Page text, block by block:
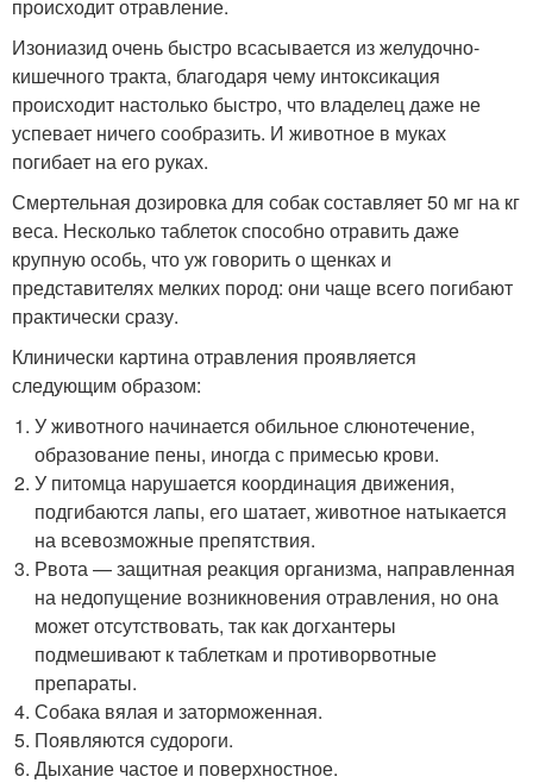
происходит отравление.
Изониазид очень быстро всасывается из желудочно-
кишечного тракта, благодаря чему интоксикация
происходит настолько быстро, что владелец даже не
успевает ничего сообразить. И животное в муках
погибает на его руках.
Смертельная дозировка для собак составляет 50 мг на кг
веса. Несколько таблеток способно отравить даже
крупную особь, что уж говорить о щенках и
представителях мелких пород: они чаще всего погибают
практически сразу.
Клинически картина отравления проявляется
следующим образом:
У животного начинается обильное слюнотечение,
образование пены, иногда с примесью крови.
У питомца нарушается координация движения,
подгибаются лапы, его шатает, животное натыкается
на всевозможные препятствия.
Рвота — защитная реакция организма, направленная
на недопущение возникновения отравления, но она
может отсутствовать, так как догхантеры
подмешивают к таблеткам и противорвотные
препараты.
Собака вялая и заторможенная.
Появляются судороги.
Дыхание частое и поверхностное.